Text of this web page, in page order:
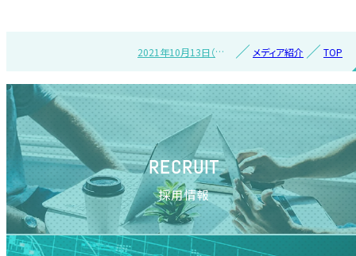
TOP
メディア紹介
2021年10月13日（水）
RECRUIT
採用情報